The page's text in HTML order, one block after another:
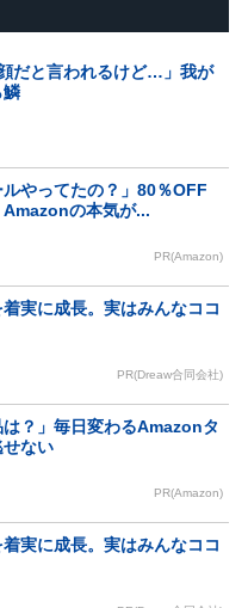
だと言われるけど…」我が
鱗
ルやってたの？」80％OFF
Amazonの本気が...
PR(Amazon)
実に成長。実はみんなココ
PR(Dreaw合同会社)
は？」毎日変わるAmazonタ
せない
PR(Amazon)
実に成長。実はみんなココ